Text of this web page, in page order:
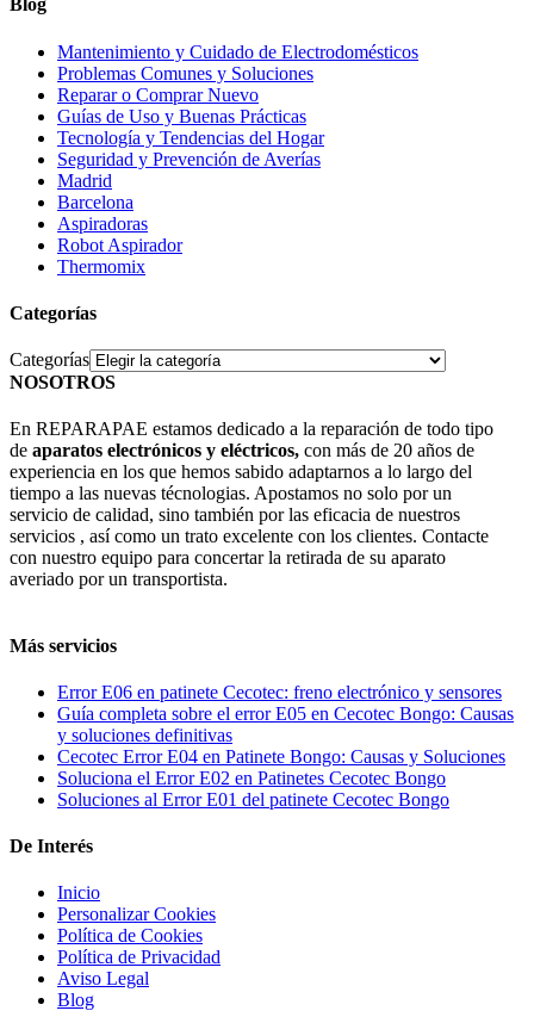
Blog
Mantenimiento y Cuidado de Electrodomésticos
Problemas Comunes y Soluciones
Reparar o Comprar Nuevo
Guías de Uso y Buenas Prácticas
Tecnología y Tendencias del Hogar
Seguridad y Prevención de Averías
Madrid
Barcelona
Aspiradoras
Robot Aspirador
Thermomix
Categorías
Categorías
NOSOTROS
En REPARAPAE estamos dedicado a la reparación de todo tipo
de aparatos electrónicos y eléctricos, con más de 20 años de
experiencia en los que hemos sabido adaptarnos a lo largo del
tiempo a las nuevas técnologias. Apostamos no solo por un
servicio de calidad, sino también por las eficacia de nuestros
servicios , así como un trato excelente con los clientes. Contacte
con nuestro equipo para concertar la retirada de su aparato
averiado por un transportista.
Más servicios
Error E06 en patinete Cecotec: freno electrónico y sensores
Guía completa sobre el error E05 en Cecotec Bongo: Causas
y soluciones definitivas
Cecotec Error E04 en Patinete Bongo: Causas y Soluciones
Soluciona el Error E02 en Patinetes Cecotec Bongo
Soluciones al Error E01 del patinete Cecotec Bongo
De Interés
Inicio
Personalizar Cookies
Política de Cookies
Política de Privacidad
Aviso Legal
Blog